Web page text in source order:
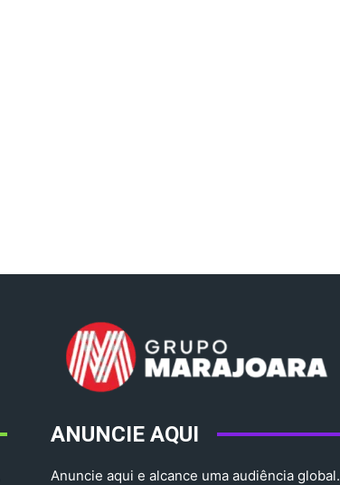
ANUNCIE AQUI
Anuncie aqui e alcance uma audiência global.